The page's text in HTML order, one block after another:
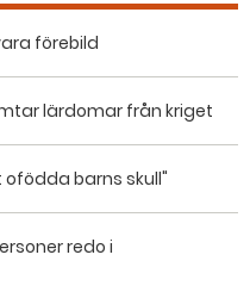
förebild
lärdomar från kriget
barns skull"
redo i